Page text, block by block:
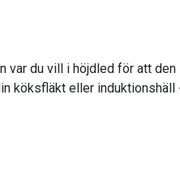
var du vill i höjdled för att
köksfläkt eller